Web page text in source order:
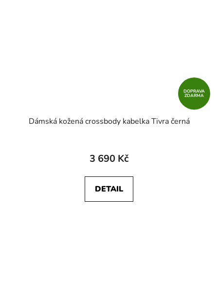
DOPRAVA
ZDARMA
Dámská kožená crossbody kabelka Tivra černá
3 690 Kč
DETAIL